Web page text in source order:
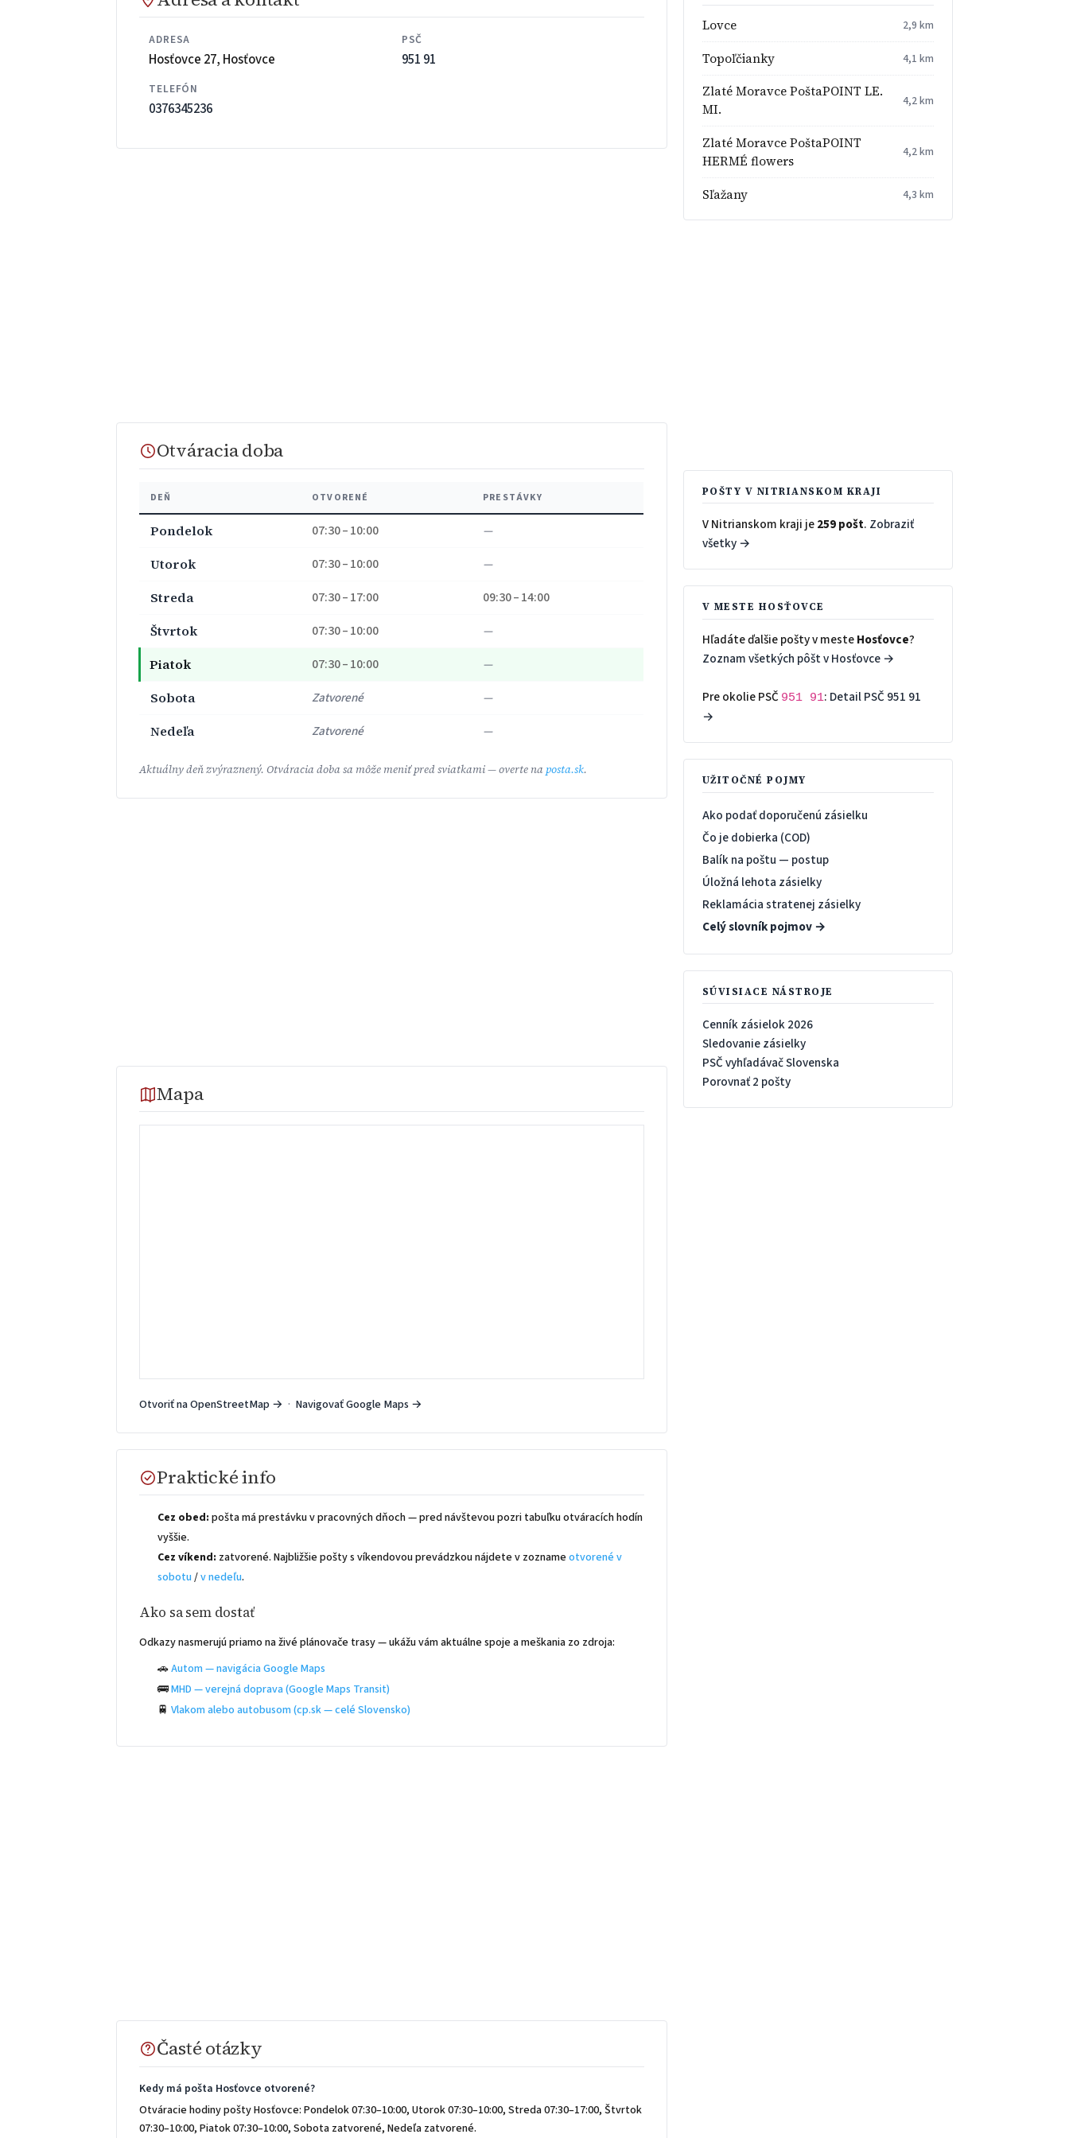
ADRESA
Hosťovce 27, Hosťovce
PSČ
951 91
TELEFÓN
0376345236
Otváracia doba
DEŇ OTVORENÉ PRESTÁVKY
Pondelok 07:30 – 10:00
—
Utorok
07:30 – 10:00
—
Streda
07:30 – 17:00
09:30 – 14:00
Štvrtok
07:30 – 10:00
—
Piatok
07:30 – 10:00
—
Sobota
Zatvorené
—
Nedeľa
Zatvorené —
Aktuálny deň zvýraznený. Otváracia doba sa môže meniť pred sviatkami — overte na posta.sk.
Mapa
Otvoriť na OpenStreetMap → · Navigovať Google Maps →
Praktické info
Cez obed: pošta má prestávku v pracovných dňoch — pred návštevou pozri tabuľku otváracích hodín
vyššie.
Cez víkend: zatvorené. Najbližšie pošty s víkendovou prevádzkou nájdete v zozname otvorené v
sobotu /v nedeľu.
Ako sa sem dostať
Odkazy nasmerujú priamo na živé plánovače trasy — ukážu vám aktuálne spoje a meškania zo zdroja:
🚗Autom — navigácia Google Maps
🚌MHD — verejná doprava (Google Maps Transit)
🚆 Vlakom alebo autobusom (cp.sk — celé Slovensko)
Časté otázky
Kedy má pošta Hosťovce otvorené?
Otváracie hodiny pošty Hosťovce: Pondelok 07:30–10:00, Utorok 07:30–10:00, Streda 07:30–17:00, Štvrtok
07:30–10:00, Piatok 07:30–10:00, Sobota zatvorené, Nedeľa zatvorené.
Lovce 2,9 km
Topoľčianky 4,1 km
Zlaté Moravce PoštaPOINT LE.
MI.
4,2 km
Zlaté Moravce PoštaPOINT
HERMÉ flowers
4,2 km
Sľažany 4,3 km
POŠTY V NITRIANSKOM KRAJI
V Nitrianskom kraji je259 pošt. Zobraziť
všetky →
V MESTE HOSŤOVCE
Hľadáte ďalšie pošty v mesteHosťovce?
Zoznam všetkých pôšt v Hosťovce →
Pre okolie PSČ 951 91: Detail PSČ 951 91
→
UŽITOČNÉ POJMY
Ako podať doporučenú zásielku
Čo je dobierka (COD)
Balík na poštu — postup
Úložná lehota zásielky
Reklamácia stratenej zásielky
Celý slovník pojmov →
SÚVISIACE NÁSTROJE
Cenník zásielok 2026
Sledovanie zásielky
PSČ vyhľadávač Slovenska
Porovnať 2 pošty